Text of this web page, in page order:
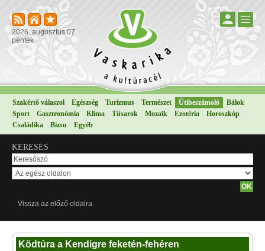
2026. augusztus 07.
péntek
Szakértő válaszol Egészség Turizmus Természet Útibeszámoló
Bálok
Sport
Gasztronómia Klíma Tűsarok Mozaik Ezotéria
Horoszkóp
Családika
Bizsu Egyéb
KERESÉS
Vissza az előző oldalra
Ködtúra a Kendigre feketén-fehéren